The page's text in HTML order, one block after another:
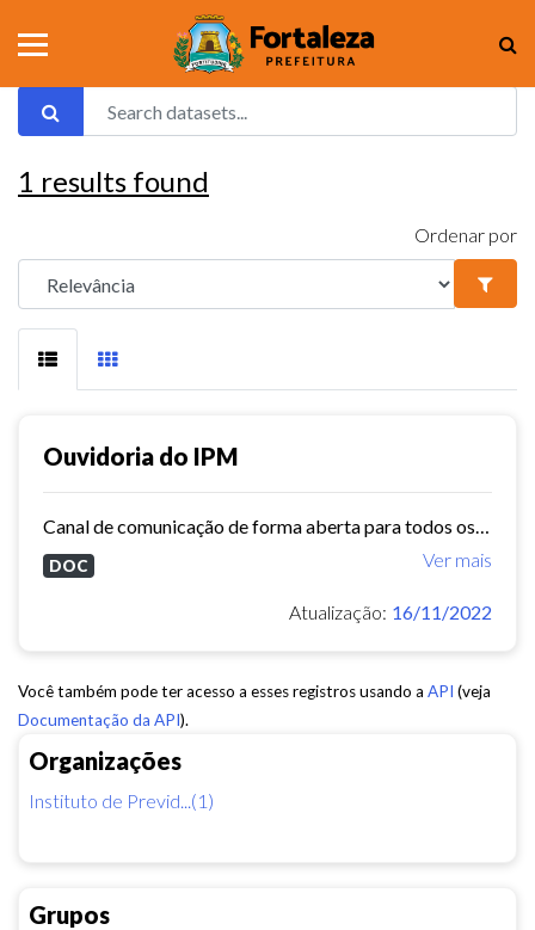
Organizações
Instituto de Previd...(1)
Grupos
1 results found
Ordenar por
Ouvidoria do IPM
Ver mais
DOC
Atualização: 16/11/2022
Você também pode ter acesso a esses registros usando a API (veja
Documentação da API).